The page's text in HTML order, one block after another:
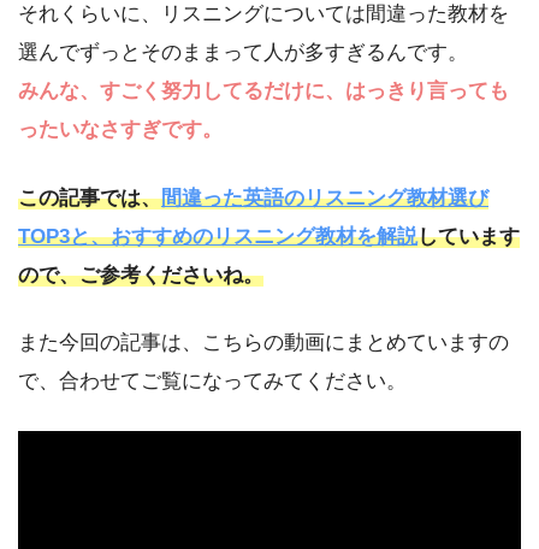
それくらいに、リスニングについては間違った教材を
選んでずっとそのままって人が多すぎるんです。
みんな、すごく努力してるだけに、はっきり言っても
ったいなさすぎです。
この記事では、間違った英語のリスニング教材選び
TOP3と、おすすめのリスニング教材を解説しています
ので、ご参考くださいね。
また今回の記事は、こちらの動画にまとめていますの
で、合わせてご覧になってみてください。